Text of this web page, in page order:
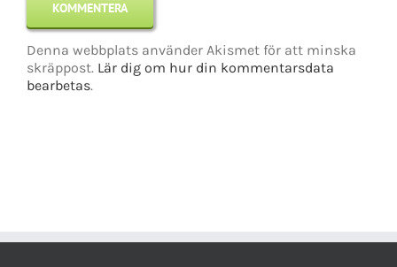
Denna webbplats använder Akismet för att minska
skräppost. Lär dig om hur din kommentarsdata
bearbetas.